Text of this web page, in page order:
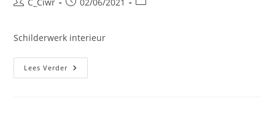
Schilderwerk interieur
Lees VerderSchilderwerk
Interieur